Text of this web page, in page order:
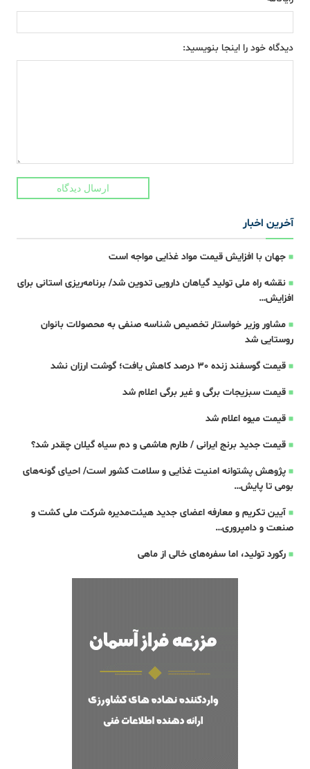
دیدگاه خود را اینجا بنویسید:
ارسال دیدگاه
آخرین اخبار
جهان با افزایش قیمت مواد غذایی مواجه است
نقشه راه ملی تولید گیاهان دارویی تدوین شد/ برنامه‌ریزی استانی برای
افزایش…
مشاور وزیر خواستار تخصیص شناسه صنفی به محصولات بانوان
روستایی شد
قیمت گوسفند زنده 30 درصد کاهش یافت؛ گوشت ارزان نشد
قیمت سبزیجات برگی و غیر برگی اعلام شد
قیمت میوه اعلام شد
قیمت جدید برنج ایرانی / طارم هاشمی و دم سیاه گیلان چقدر شد؟
پژوهش پشتوانه امنیت غذایی و سلامت کشور است/ احیای گونه‌های
بومی تا پایش…
آیین تکریم و معارفه اعضای جدید هیئت‌مدیره شرکت ملی کشت و
صنعت و دامپروری…
رکورد تولید، اما سفره‌های خالی از ماهی